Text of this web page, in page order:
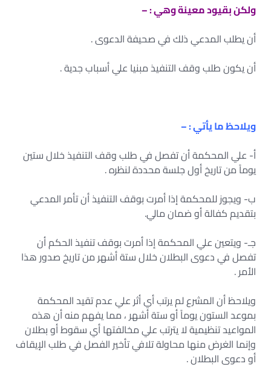
ولكن بقيود معينة وهي : –
أن يطلب المدعي ذلك في صحيفة الدعوى .
أن يكون طلب وقف التنفيذ مبنيا علي أسباب جدية .
ويلاحظ ما يأتي : –
أ- علي المحكمة أن تفصل في طلب وقف التنفيذ خلال ستين
يوماً من تاريخ أول جلسة محددة لنظره .
ب- ويجوز للمحكمة إذا أمرت بوقف التنفيذ أن تأمر المدعي
بتقديم كفالة أو ضمان مالي.
جـ- ويتعين علي المحكمة إذا أمرت بوقف تنفيذ الحكم أن
تفصل في دعوى البطلان خلال ستة أشهر من تاريخ صدور هذا
الأمر .
ويلاحظ أن المشرع لم يرتب أي أثر علي عدم تقيد المحكمة
بموعد الستون يوماً أو ستة أشهر ، مما يفهم منه أن هذه
المواعيد تنظيمية لا يترتب علي مخالفتها أي سقوط أو بطلان
وإنما الغرض منها محاولة تلافي تأخير الفصل في طلب الإيقاف
أو دعوى البطلان .